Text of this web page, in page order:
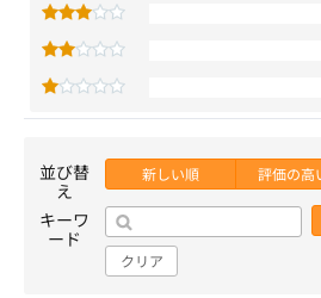
並び替
え
新しい順 評価の高
キーワ
ード
クリア